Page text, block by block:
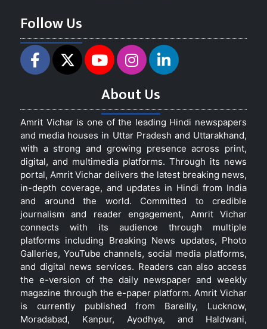
Follow Us
About Us
Amrit Vichar is one of the leading Hindi newspapers
and media houses in Uttar Pradesh and Uttarakhand,
with a strong and growing presence across print,
digital, and multimedia platforms. Through its news
portal, Amrit Vichar delivers the latest breaking news,
in-depth coverage, and updates in Hindi from India
and around the world. Committed to credible
journalism and reader engagement, Amrit Vichar
connects with its audience through multiple
platforms including Breaking News updates, Photo
Galleries, YouTube channels, social media platforms,
and digital news services. Readers can also access
the e-version of the daily newspaper and weekly
magazine through the e-paper platform. Amrit Vichar
is currently published from Bareilly, Lucknow,
Moradabad, Kanpur, Ayodhya, and Haldwani,